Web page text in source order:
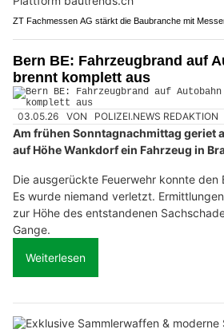
ZT Fachmessen AG stärkt die Baubranche mit
Bern BE: Fahrzeugbrand auf
brennt komplett aus
03.05.26 VON POLIZEI.NEWS REDAKTION
Am frühen Sonntagnachmittag geriet
auf Höhe Wankdorf ein Fahrzeug in
Die ausgerückte Feuerwehr konnte den
Es wurde niemand verletzt.
zur Höhe des entstandenen
Gange.
Weiterlesen